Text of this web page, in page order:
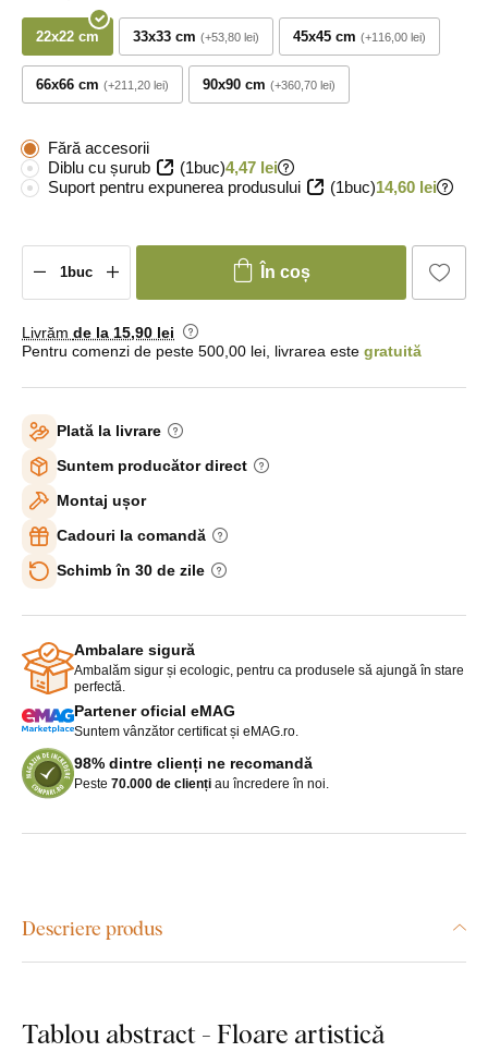
22x22 cm 33x33 cm +53,80 lei 45x45 cm +116,00 lei
66x66 cm +211,20 lei 90x90 cm +360,70 lei
Fără accesorii
Diblu cu șurub
(1buc)4,47 lei
Suport pentru expunerea produsului
(1buc)14,60 lei
În coș
Livrăm de la 15,90 lei
Pentru comenzi de peste 500,00 lei, livrarea este gratuită
Plată la livrare
Suntem producător direct
Montaj ușor
Cadouri la comandă
Schimb în 30 de zile
Ambalare sigură
Ambalăm sigur și ecologic, pentru ca produsele să ajungă în stare
perfectă.
Partener oficial eMAG
Suntem vânzător certificat și eMAG.ro.
98% dintre clienți ne recomandă
Peste 70.000 de clienți au încredere în noi.
Descriere produs
Tablou abstract - Floare artistică